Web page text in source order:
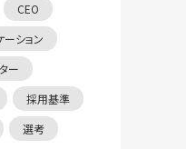
CEO
ーション
ー
採用基準
選考